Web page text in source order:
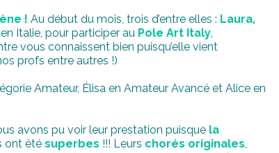
! Au début du mois, trois d’entre elles : Laura,
Italie, pour participer au Pole Art Italy,
vous connaissent bien puisqu’elle vient
profs entre autres !)
Amateur, Élisa en Amateur Avancé et Alice en
avons pu voir leur prestation puisque la
ont été superbes !!! Leurs chorés originales,